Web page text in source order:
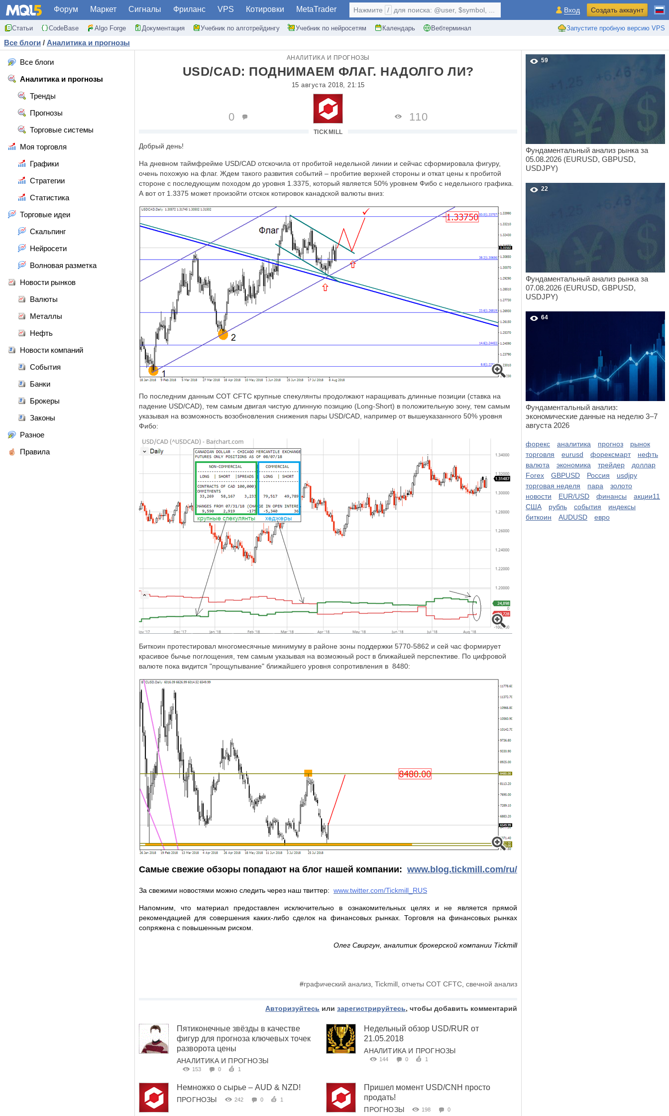
Форум Маркет Сигналы Фриланс VPS Котировки MetaTrader
Статьи CodeBase Algo Forge Документация Учебник по алготрейдингу Учебник по нейросетям Календарь Вебтерминал Запустите пробную версию VPS
Нажмите / для поиска: @user, $symbol, ... Вход Создать аккаунт
Все блоги / Аналитика и прогнозы
Все блоги
Аналитика и прогнозы
Тренды
Прогнозы
Торговые системы
Моя торговля
Графики
Стратегии
Статистика
Торговые идеи
Скальпинг
Нейросети
Волновая разметка
Новости рынков
Валюты
Металлы
Нефть
Новости компаний
События
Банки
Брокеры
Законы
Разное
Правила
АНАЛИТИКА И ПРОГНОЗЫ
USD/CAD: ПОДНИМАЕМ ФЛАГ. НАДОЛГО ЛИ?
15 августа 2018, 21:15
TICKMILL
0 110
Добрый день!
На дневном таймфрейме USD/CAD отскочила от пробитой недельной линии и сейчас сформировала фигуру,
очень похожую на флаг. Ждем такого развития событий – пробитие верхней стороны и откат цены к пробитой
стороне с последующим походом до уровня 1.3375, который является 50% уровнем Фибо с недельного графика.
А вот от 1.3375 может произойти отскок котировок канадской валюты вниз:
По последним данным COT CFTC крупные спекулянты продолжают наращивать длинные позиции (ставка на
падение USD/CAD) , тем самым двигая чистую длинную позицию (Long-Short) в положительную зону, тем самым
указывая на возможность возобновления снижения пары USD/CAD , например от вышеуказанного 50% уровня
Фибо:
Биткоин протестировал многомесячные минимуму в районе зоны поддержки 5770-5862 и сей час формирует
красивое бычье поглощения, тем самым указывая на возможный рост в ближайшей перспективе. По цифровой
валюте пока видится "прощупывание" ближайшего уровня сопротивления в 8480:
Самые свежие обзоры попадают на блог нашей компании: www.blog.tickmill.com/ru/
За свежими новостями можно следить через наш твиттер: www.twitter.com/Tickmill_RUS
Напомним, что материал предоставлен исключительно в ознакомительных целях и не является прямой
рекомендацией для совершения каких-либо сделок на финансовых рынках. Торговля на финансовых рынках
сопряжена с повышенным риском.
Олег Свиргун, аналитик брокерской компании Tickmill
#графический анализ Tickmill отчеты COT CFTC свечной анализ
Авторизуйтесь или зарегистрируйтесь, чтобы добавить комментарий
Пятиконечные звёзды в качестве
фигур для прогноза ключевых точек
разворота цены
АНАЛИТИКА И ПРОГНОЗЫ
153 0 1
Недельный обзор USD/RUR от
21.05.2018
АНАЛИТИКА И ПРОГНОЗЫ
144 0 1
Немножко о сырье – AUD & NZD!
ПРОГНОЗЫ 242 0 1
Пришел момент USD/CNH просто
продать!
ПРОГНОЗЫ 198 0
59
Фундаментальный анализ рынка за
05.08.2026 (EURUSD, GBPUSD,
USDJPY)
22
Фундаментальный анализ рынка за
07.08.2026 (EURUSD, GBPUSD,
USDJPY)
64
Фундаментальный анализ:
экономические данные на неделю 3–7
августа 2026
форекс аналитика прогноз
рынок
торговля
eurusd форексмарт
нефть
валюта
экономика трейдер
доллар
Forex
GBPUSD Россия
usdjpy
торговая неделя
пара
золото
новости
EUR/USD финансы
акции11
США
рубль события
индексы
биткоин
AUDUSD евро